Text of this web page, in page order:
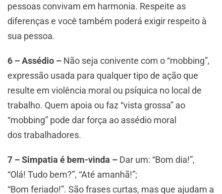
pessoas convivam em harmonia. Respeite as
diferenças e você também poderá exigir respeito à
sua pessoa.
6 – Assédio – Não seja conivente com o “mobbing”,
expressão usada para qualquer tipo de ação que
resulte em violência moral ou psíquica no local de
trabalho. Quem apoia ou faz “vista grossa” ao
“mobbing” pode dar força ao assédio moral
dos trabalhadores.
7 – Simpatia é bem-vinda – Dar um: “Bom dia!”,
“Olá! Tudo bem?”, “Até amanhã!”;
“Bom feriado!”. São frases curtas, mas que ajudam a